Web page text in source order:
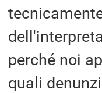
perché noi
quali